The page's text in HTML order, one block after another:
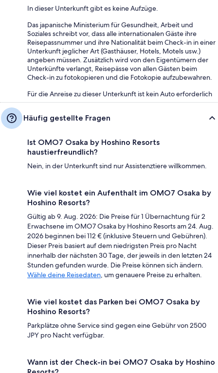
In dieser Unterkunft gibt es keine Aufzüge.
Das japanische Ministerium für Gesundheit, Arbeit und
Soziales schreibt vor, dass alle internationalen Gäste ihre
Reisepassnummer und ihre Nationalität beim Check-in in einer
Unterkunft jeglicher Art (Gasthäuser, Hotels, Motels usw.)
angeben müssen. Zusätzlich wird von den Eigentümern der
Unterkünfte verlangt, Reisepässe von allen Gästen beim
Check-in zu fotokopieren und die Fotokopie aufzubewahren.
Für die Anreise zu dieser Unterkunft ist kein Auto erforderlich
Häufig gestellte Fragen
Ist OMO7 Osaka by Hoshino Resorts
haustierfreundlich?
Nein, in der Unterkunft sind nur Assistenztiere willkommen.
Wie viel kostet ein Aufenthalt im OMO7 Osaka by
Hoshino Resorts?
Gültig ab 9. Aug. 2026: Die Preise für 1 Übernachtung für 2
Erwachsene im OMO7 Osaka by Hoshino Resorts am 24. Aug.
2026 beginnen bei 112 € (inklusive Steuern und Gebühren).
Dieser Preis basiert auf dem niedrigsten Preis pro Nacht
innerhalb der nächsten 30 Tage, der jeweils in den letzten 24
Stunden gefunden wurde. Die Preise können sich ändern.
Wähle deine Reisedaten, um genauere Preise zu erhalten.
Wie viel kostet das Parken bei OMO7 Osaka by
Hoshino Resorts?
Parkplätze ohne Service sind gegen eine Gebühr von 2500
JPY pro Nacht verfügbar.
Wann ist der Check-in bei OMO7 Osaka by Hoshino